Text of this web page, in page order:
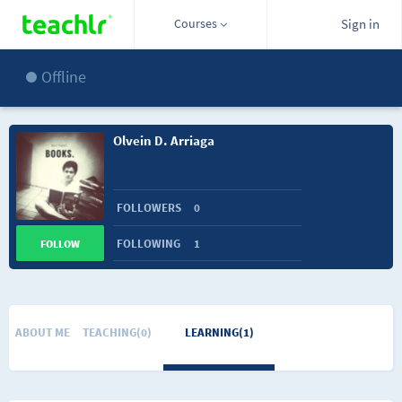
Courses Sign in
Offline
Olvein D. Arriaga
FOLLOWERS 0
FOLLOWING 1
FOLLOW
ABOUT ME TEACHING(0) LEARNING(1)